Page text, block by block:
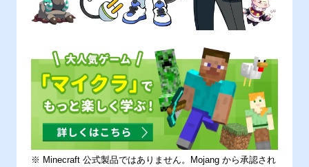
※ Minecraft 公式製品ではありません。Mojang から承認され